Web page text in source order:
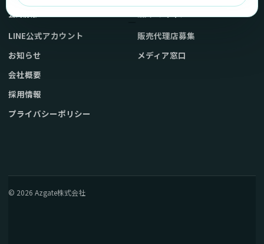
公式情報
LINE公式アカウント
お知らせ
会社概要
採用情報
プライバシーポリシー
販売代理店募集
メディア窓口
© 2026 Azgate株式会社